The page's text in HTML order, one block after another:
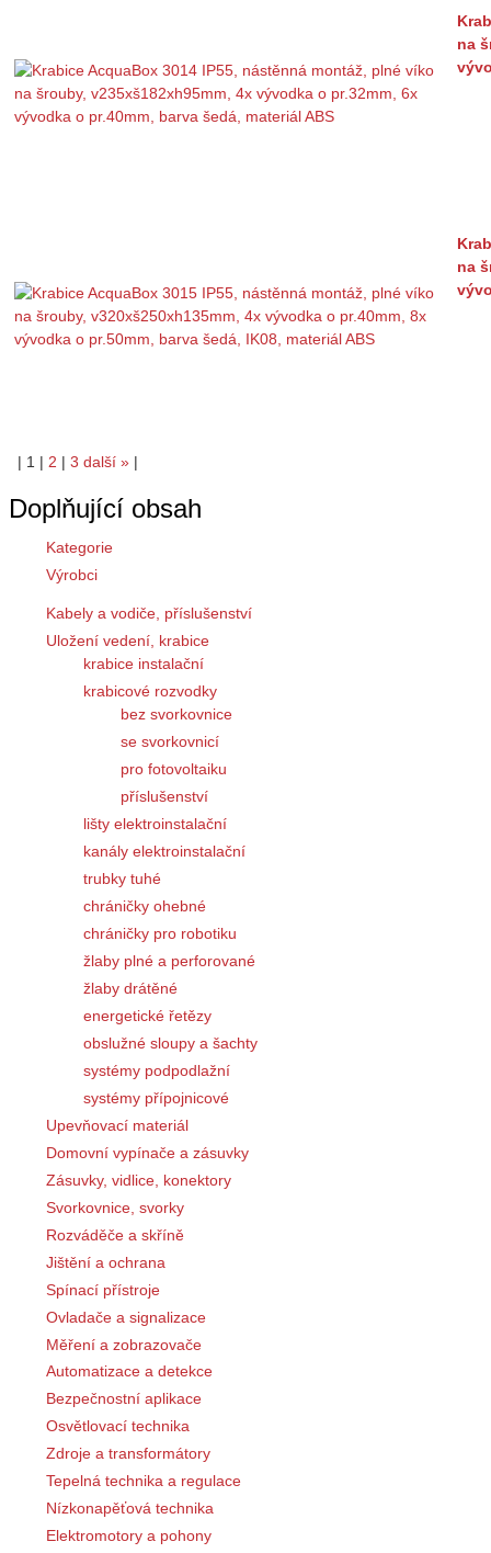
na
na
| 1 | 2 | 3 další » |
Doplňující obsah
Kategorie
Výrobci
Kabely a vodiče, příslušenství
Uložení vedení, krabice
krabice instalační
krabicové rozvodky
bez svorkovnice
se svorkovnicí
pro fotovoltaiku
příslušenství
lišty elektroinstalační
kanály elektroinstalační
trubky tuhé
chráničky ohebné
chráničky pro robotiku
žlaby plné a perforované
žlaby drátěné
energetické řetězy
obslužné sloupy a šachty
systémy podpodlažní
systémy přípojnicové
Upevňovací materiál
Domovní vypínače a zásuvky
Zásuvky, vidlice, konektory
Svorkovnice, svorky
Rozváděče a skříně
Jištění a ochrana
Spínací přístroje
Ovladače a signalizace
Měření a zobrazovače
Automatizace a detekce
Bezpečnostní aplikace
Osvětlovací technika
Zdroje a transformátory
Tepelná technika a regulace
Nízkonapěťová technika
Elektromotory a pohony